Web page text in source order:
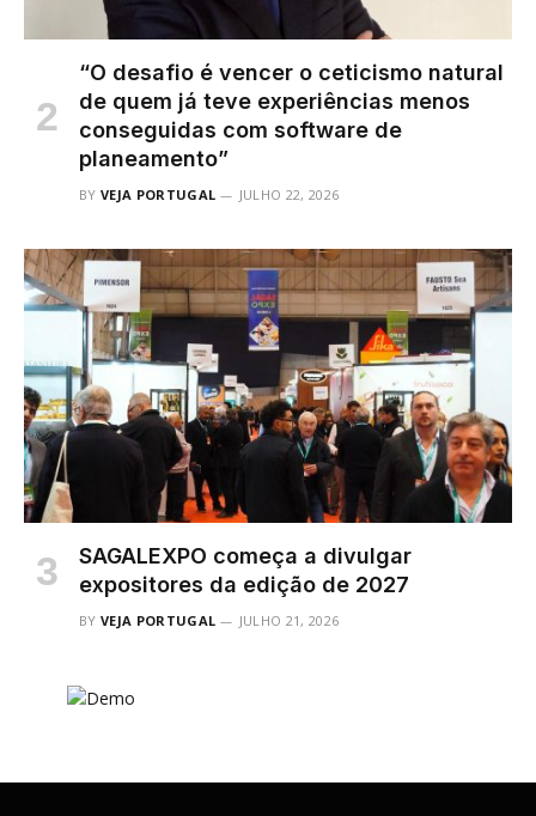
“O desafio é vencer o ceticismo natural
de quem já teve experiências menos
conseguidas com software de
planeamento”
BY VEJA PORTUGAL JULHO 22, 2026
SAGALEXPO começa a divulgar
expositores da edição de 2027
BY VEJA PORTUGAL JULHO 21, 2026